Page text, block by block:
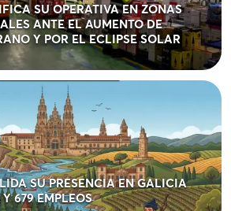
SU OPERATIVA EN ZONAS
ANTE EL AUMENTO DE
Y POR EL ECLIPSE SOLAR
SU PRESENCIA EN GALICIA
679 EMPLEOS